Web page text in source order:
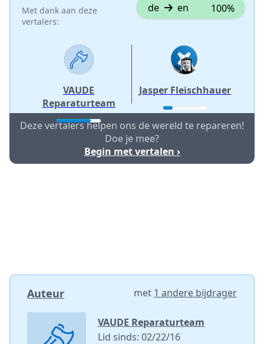
Met dank aan deze
vertalers:
de en 100%
VAUDE
Reparaturteam
Jasper Fleischhauer
Deze vertalers helpen ons de wereld te repareren!
Doe je mee?
Begin met vertalen ›
Auteur met 1 andere bijdrager
VAUDE Reparaturteam
Lid sinds: 02/22/16